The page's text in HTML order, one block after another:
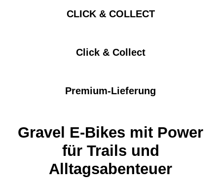
CLICK & COLLECT
Click & Collect
Premium-Lieferung
Gravel E-Bikes mit Power
für Trails und
Alltagsabenteuer